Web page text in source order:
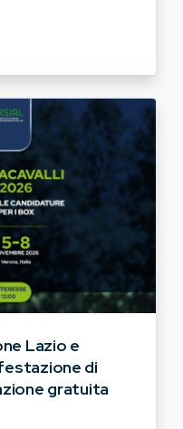
ARSIAL HANNO
Lazio e
di
gratuita